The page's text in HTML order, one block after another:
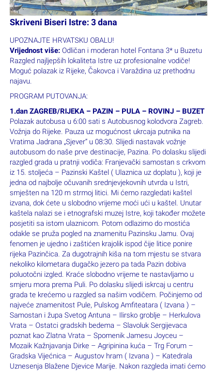
Skriveni Biseri Istre: 3 dana
UPOZNAJTE HRVATSKU OBALU!
Vrijednost više: Odličan i moderan hotel Fontana 3* u Buzetu
Razgled najljepših lokaliteta Istre uz profesionalne vodiče!
Moguć polazak iz Rijeke, Čakovca i Varaždina uz prethodnu
najavu.
PROGRAM PUTOVANJA:
1.dan ZAGREB/RIJEKA – PAZIN – PULA – ROVINJ – BUZET
Polazak autobusa u 6:00 sati s Autobusnog kolodvora Zagreb.
Vožnja do Rijeke. Pauza uz mogućnost ukrcaja putnika na
Vratima Jadrana „Sjever“ u 08:30. Slijedi nastavak vožnje
autobusom do naše prve destinacije, Pazina. Po dolasku slijedi
razgled grada u pratnji vodiča: Franjevački samostan s crkvom
iz 15. stoljeća – Pazinski Kaštel ( Ulaznica uz doplatu ), koji je
jedna od najbolje očuvanih srednjevjekovnih utvrda u Istri,
smješten na 120 m strmoj litici. Mi ćemo razgledati kaštel
izvana, dok ćete u slobodno vrijeme moći ući u kaštel. Unutar
kaštela nalazi se i etnografski muzej Istre, koji također možete
posjetiti sa istom ulaznicom. Potom odlazimo do mostića
odakle se pruža pogled na znamenitu Pazinsku Jamu. Ovaj
fenomen je ujedno i zaštićen krajolik ispod čije litice ponire
rijeka Pazinčica. Za dugotrajnih kiša na tom mjestu se stvara
nekoliko kilometara dugačko jezero pa tada Pazin dobiva
poluotočni izgled. Kraće slobodno vrijeme te nastavljamo u
smjeru mora prema Puli. Po dolasku slijedi iskrcaj u centru
grada te krećemo u razgled sa našim vodičem. Počinjemo od
najveće znamenitost Pule, Pulskog Amfiteatara ( Izvana ) –
Samostan i župa Svetog Antuna – Ilirsko groblje – Herkulova
Vrata – Ostatci gradskih bedema – Slavoluk Sergijevaca
poznat kao Zlatna Vrata – Spomenik Jamesu Joyceu –
Mozaik Kažnjavanja Dirke – Agripinina kuća – Trg Forum –
Gradska Vijećnica – Augustov hram ( Izvana ) – Katedrala
Uznesenja Blažene Djevice Marije. Nakon razgleda imati ćemo